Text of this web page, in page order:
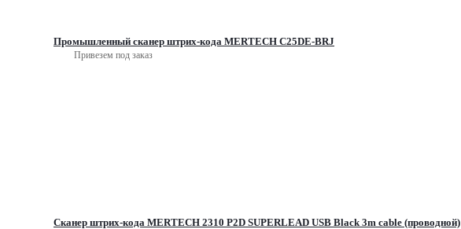
Промышленный сканер штрих-кода MERTECH C25DE-BRJ
Привезем под заказ
Сканер штрих-кода MERTECH 2310 P2D SUPERLEAD USB Black 3m cable (проводной)